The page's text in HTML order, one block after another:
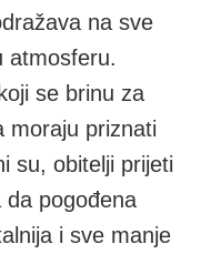
na sve
atmosferu.
se brinu za
moraju priznati
su, obitelji prijeti
da pogođena
i sve manje